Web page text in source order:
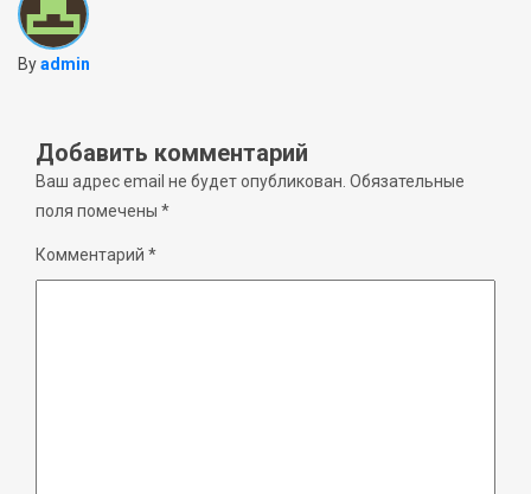
Byadmin
Добавить комментарий
Ваш адрес email не будет опубликован. Обязательные
поля помечены *
Комментарий *